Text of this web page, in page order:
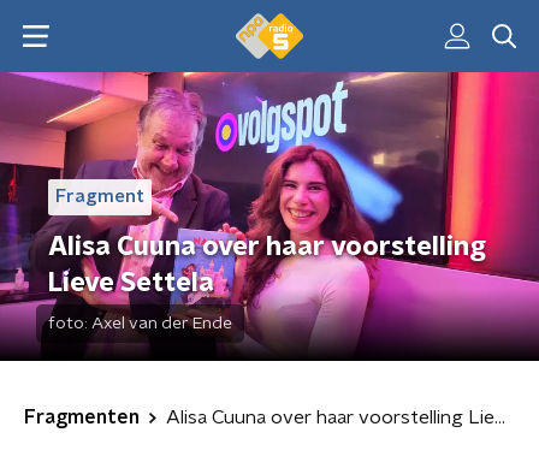
Fragment
Alisa Cuuna over haar voorstelling
Lieve Settela
foto: Axel van der Ende
Fragmenten Alisa Cuuna over haar voorstelling Lieve Settela